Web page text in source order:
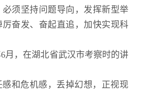
须坚持问题导向，发挥新型举
厉奋发、奋起直追，加快实现科
在湖北省武汉市考察时的讲
危机感，丢掉幻想，正视现